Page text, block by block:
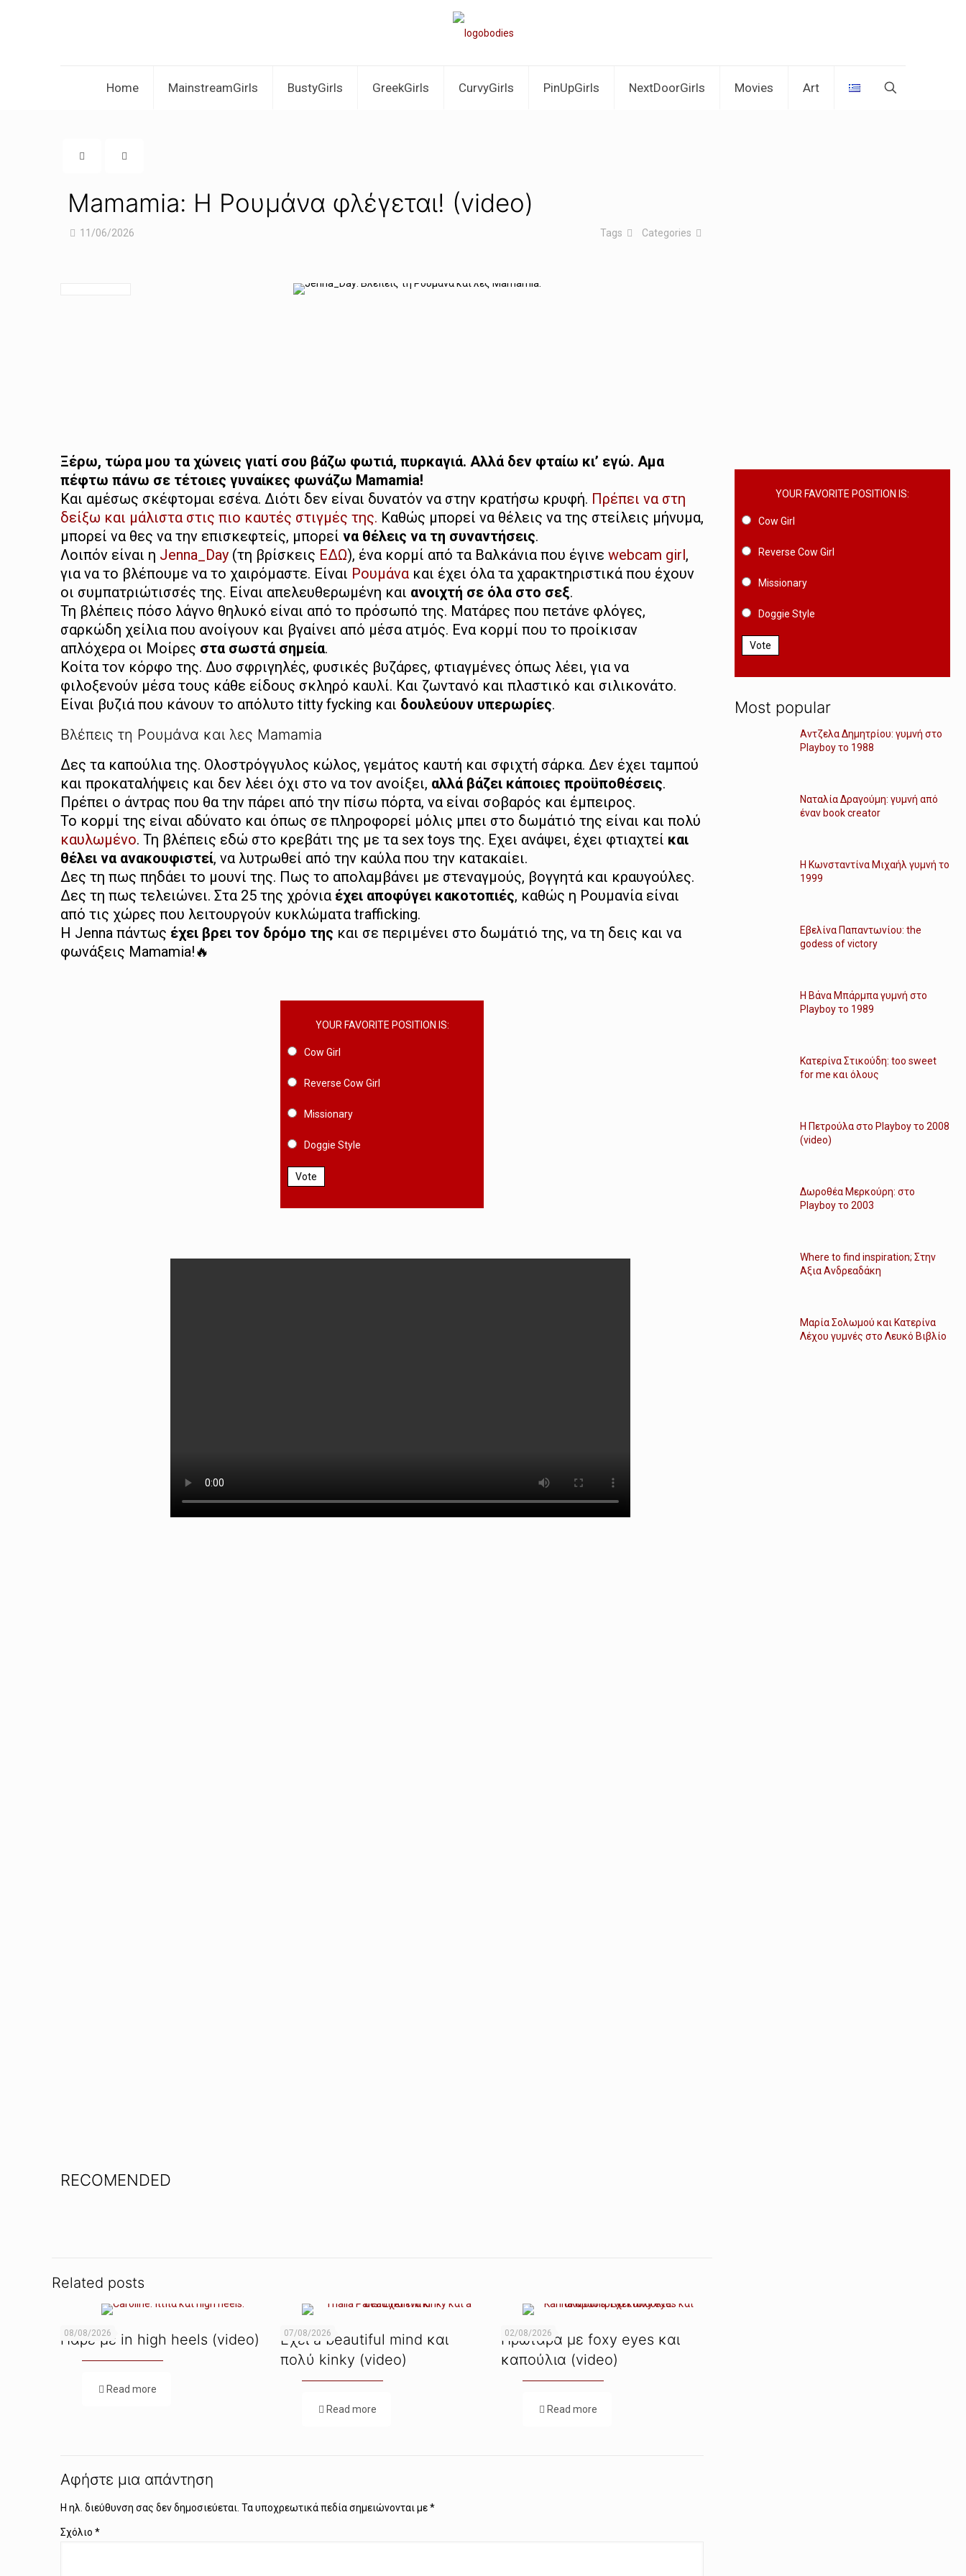
Home MainstreamGirls BustyGirls GreekGirls CurvyGirls PinUpGirls NextDoorGirls Movies Art
Mamamia: Η Ρουμάνα φλέγεται! (video)
11/06/2026 Categories
Tags
Ξέρω, τώρα μου τα χώνεις γιατί σου βάζω φωτιά, πυρκαγιά. Αλλά δεν φταίω κι’ εγώ. Αμα
πέφτω πάνω σε τέτοιες γυναίκες φωνάζω Mamamia!
Και αμέσως σκέφτομαι εσένα. Διότι δεν είναι δυνατόν να στην κρατήσω κρυφή. Πρέπει να στη
δείξω και μάλιστα στις πιο καυτές στιγμές της. Καθώς μπορεί να θέλεις να της στείλεις μήνυμα,
μπορεί να θες να την επισκεφτείς, μπορεί να θέλεις να τη συναντήσεις.
Λοιπόν είναι η Jenna_Day (τη βρίσκεις ΕΔΩ), ένα κορμί από τα Βαλκάνια που έγινε webcam girl ,
για να το βλέπουμε να το χαιρόμαστε. Είναι Ρουμάνα και έχει όλα τα χαρακτηριστικά που έχουν
οι συμπατριώτισσές της. Είναι απελευθερωμένη και ανοιχτή σε όλα στο σεξ.
Τη βλέπεις πόσο λάγνο θηλυκό είναι από το πρόσωπό της. Ματάρες που πετάνε φλόγες,
σαρκώδη χείλια που ανοίγουν και βγαίνει από μέσα ατμός. Ενα κορμί που το προίκισαν
απλόχερα οι Μοίρες στα σωστά σημεία.
Κοίτα τον κόρφο της. Δυο σφριγηλές, φυσικές βυζάρες, φτιαγμένες όπως λέει, για να
φιλοξενούν μέσα τους κάθε είδους σκληρό καυλί. Και ζωντανό και πλαστικό και σιλικονάτο.
Είναι βυζιά που κάνουν το απόλυτο titty fycking και δουλεύουν υπερωρίες.
Βλέπεις τη Ρουμάνα και λες Mamamia
Δες τα καπούλια της. Ολοστρόγγυλος κώλος, γεμάτος καυτή και σφιχτή σάρκα. Δεν έχει ταμπού
και προκαταλήψεις και δεν λέει όχι στο να τον ανοίξει, αλλά βάζει κάποιες προϋποθέσεις.
Πρέπει ο άντρας που θα την πάρει από την πίσω πόρτα, να είναι σοβαρός και έμπειρος.
Το κορμί της είναι αδύνατο και όπως σε πληροφορεί μόλις μπει στο δωμάτιό της είναι και πολύ
καυλωμένο. Τη βλέπεις εδώ στο κρεβάτι της με τα sex toys της. Εχει ανάψει, έχει φτιαχτεί και
θέλει να ανακουφιστεί, να λυτρωθεί από την καύλα που την κατακαίει.
Δες τη πως πηδάει το μουνί της. Πως το απολαμβάνει με στεναγμούς, βογγητά και κραυγούλες.
Δες τη πως τελειώνει. Στα 25 της χρόνια έχει αποφύγει κακοτοπιές, καθώς η Ρουμανία είναι
από τις χώρες που λειτουργούν κυκλώματα trafficking.
Η Jenna πάντως έχει βρει τον δρόμο της και σε περιμένει στο δωμάτιό της, να τη δεις και να
φωνάξεις Mamamia!🔥
YOUR FAVORITE POSITION IS:
Cow Girl
Reverse Cow Girl
Missionary
Doggie Style
Vote
RECOMENDED
Related posts
08/08/2026
Πάρε με in high heels (video)
Read more
07/08/2026
Εχει a beautiful mind και
πολύ kinky (video)
Read more
02/08/2026
Πρωτάρα με foxy eyes και
καπούλια (video)
Read more
Αφήστε μια απάντηση
Η ηλ. διεύθυνση σας δεν δημοσιεύεται. Τα υποχρεωτικά πεδία σημειώνονται με*
Σχόλιο *
YOUR FAVORITE POSITION IS:
Cow Girl
Reverse Cow Girl
Missionary
Doggie Style
Vote
Most popular
Αντζελα Δημητρίου: γυμνή στο
Playboy το 1988
Ναταλία Δραγούμη: γυμνή από
έναν book creator
Η Κωνσταντίνα Μιχαήλ γυμνή το
1999
Εβελίνα Παπαντωνίου: the
godess of victory
Η Βάνα Μπάρμπα γυμνή στο
Playboy το 1989
Κατερίνα Στικούδη: too sweet
for me και όλους
Η Πετρούλα στο Playboy το 2008
(video)
Δωροθέα Μερκούρη: στο
Playboy το 2003
Where to find inspiration; Στην
Αξια Ανδρεαδάκη
Μαρία Σολωμού και Κατερίνα
Λέχου γυμνές στο Λευκό Βιβλίο